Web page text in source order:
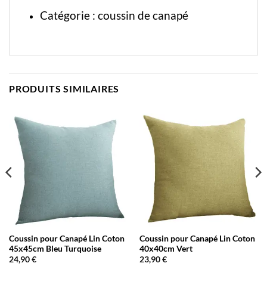
Catégorie : coussin de canapé
PRODUITS SIMILAIRES
Coussin pour Canapé Lin Coton
45x45cm Bleu Turquoise
24,90€
Coussin pour Canapé Lin Coton
40x40cm Vert
23,90€